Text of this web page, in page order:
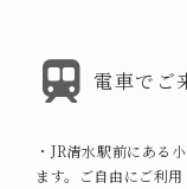
電車でご
・JR清水駅前にある
ます。ご自由にご利用